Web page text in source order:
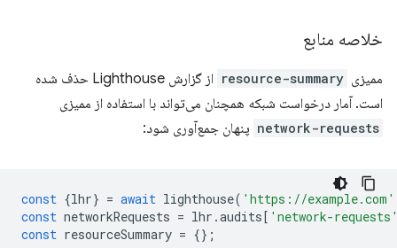
خلاصه منابع
ممیزی resource-summary
از گزارش Lighthouse حذف شده
است. آمار درخواست شبکه همچنان می‌تواند با استفاده از ممیزی
network-requests پنهان جمع‌آوری شود:
const {lhr} = await lighthouse( 'https://example.com'
const networkRequests = lhr .audits[ 'network-
const resourceSummary = {};